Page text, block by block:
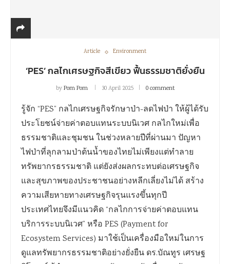
Article Environment
‘PES’ กลไกเศรษฐกิจสีเขียว ฟื้นธรรมชาติยั่งยืน
byPom Pom 30 April 2025 0 comment
รู้จัก “PES” กลไกเศรษฐกิจรักษาป่า-ลดไฟป่า ให้ผู้ได้รับ
ประโยชน์จ่ายค่าตอบแทนระบบนิเวศ กลไกใหม่เพื่อ
ธรรมชาติและชุมชน ในช่วงหลายปีที่ผ่านมา ปัญหา
ไฟป่าที่ลุกลามป่าต้นน้ำของไทยไม่เพียงแต่ทำลาย
ทรัพยากรธรรมชาติ แต่ยังส่งผลกระทบต่อเศรษฐกิจ
และสุขภาพของประชาชนอย่างหลีกเลี่ยงไม่ได้ สร้าง
ความเสียหายทางเศรษฐกิจรุนแรงขึ้นทุกปี
ประเทศไทยจึงมีแนวคิด “กลไกการจ่ายค่าตอบแทน
บริการระบบนิเวศ” หรือ PES (Payment for
Ecosystem Services) มาใช้เป็นเครื่องมือใหม่ในการ
ดูแลทรัพยากรธรรมชาติอย่างยั่งยืน ดร.บัณทูร เศรษฐ